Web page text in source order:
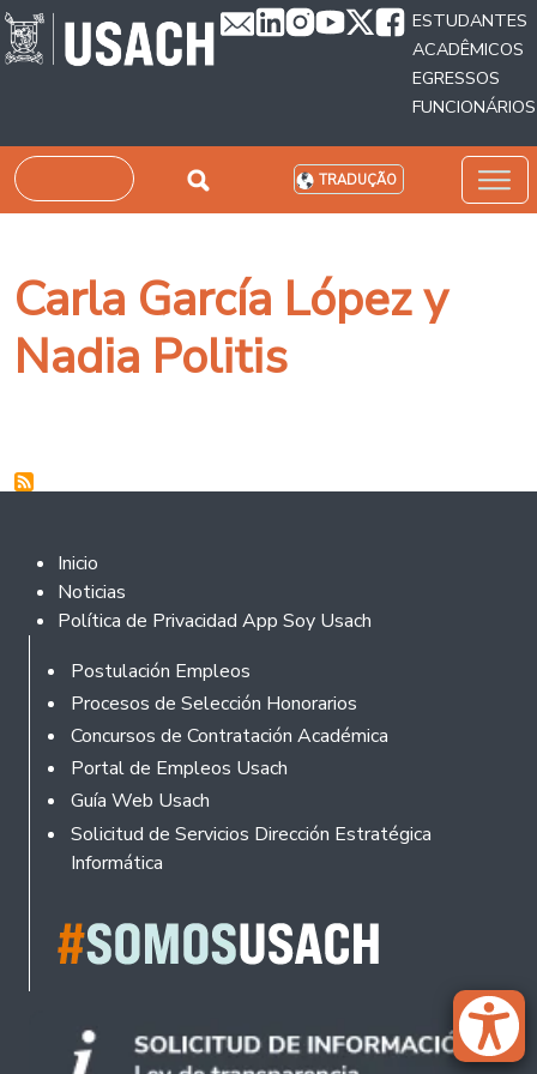
Passar para o conteúdo principal
ESTUDANTES
ACADÊMICOS
EGRESSOS
FUNCIONÁRIOS
Pesquisar TRADUÇÃO
Carla García López y
Nadia Politis
Footer 2
Inicio
Noticias
Política de Privacidad App Soy Usach
Rodapé
Postulación Empleos
Procesos de Selección Honorarios
Concursos de Contratación Académica
Portal de Empleos Usach
Guía Web Usach
Solicitud de Servicios Dirección Estratégica
Informática